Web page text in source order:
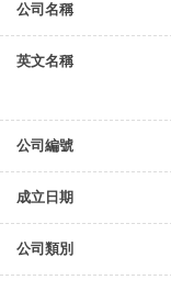
公司名稱
英文名稱
公司編號
成立日期
公司類別